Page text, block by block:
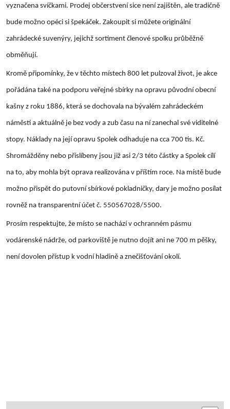
vyznačena svíčkami. Prodej občerstvení sice není zajištěn, ale tradičně
bude možno opéci si špekáček. Zakoupit si můžete originální
zahrádecké suvenýry, jejichž sortiment členové spolku průběžně
obměňují.
Kromě připomínky, že v těchto místech 800 let pulzoval život, je akce
pořádána také na podporu veřejné sbírky na opravu původní obecní
kašny z roku 1886, která se dochovala na bývalém zahrádeckém
náměstí a aktuálně je bez vody a zub času na ní zanechal své viditelné
stopy. Náklady na její opravu Spolek odhaduje na cca 700 tis. Kč.
Shromážděny nebo přislíbeny jsou již asi 2/3 této částky a Spolek cílí
na to, aby mohla být oprava realizována v příštím roce. Na místě bude
možno přispět do putovní sbírkové pokladničky, dary je možno posílat
rovněž na transparentní účet č. 550567028/5500.
Prosím respektujte, že místo se nachází v ochranném pásmu
vodárenské nádrže, od parkoviště je nutno dojít ani ne 700 m pěšky,
není dovolen přístup k vodní hladině a znečišťování okolí.